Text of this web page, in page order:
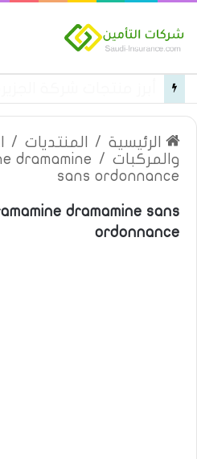
الرئيسية / المنتديات /
والمركبات /
dramamine
sans ordonnance
dramamine sans
ordonnance